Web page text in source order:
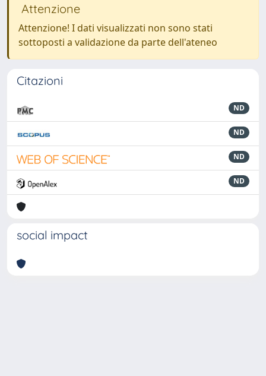
Attenzione
Attenzione! I dati visualizzati non sono stati
sottoposti a validazione da parte dell'ateneo
Citazioni
ND
ND
ND
ND
social impact